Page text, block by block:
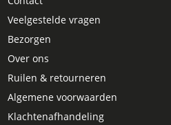
Veelgestelde vragen
Bezorgen
Over ons
Ruilen & retourneren
Algemene voorwaarden
Klachtenafhandeling